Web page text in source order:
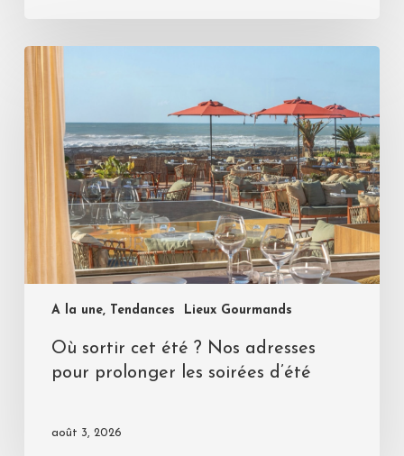
A la une, Tendances Lieux Gourmands
Où sortir cet été ? Nos adresses
pour prolonger les soirées d’été
août 3, 2026